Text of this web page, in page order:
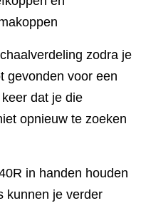
zodra je
gevonden voor een
dat je die
opnieuw te zoeken
in handen houden
kunnen je verder